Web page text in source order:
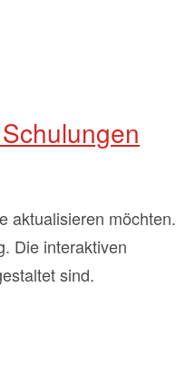
aktualisieren möchten.
Die interaktiven
sind.